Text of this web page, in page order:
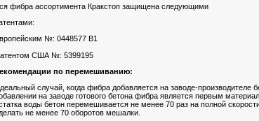
фибра ассортимента Кракстоп защищена следующими
№: 0448577 В1
США №: 5399195
по перемешиванию:
случай, когда фибра добавляется на заводе-
на заводе готового бетона фибра является первым
воды бетон перемешивается не менее 70 раз на полной
не менее 70 оборотов мешалки.